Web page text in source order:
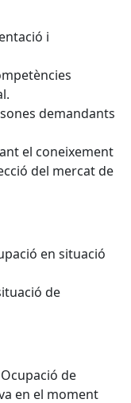
i
demandants
el coneixement
del mercat de
en situació
de
de
en el moment